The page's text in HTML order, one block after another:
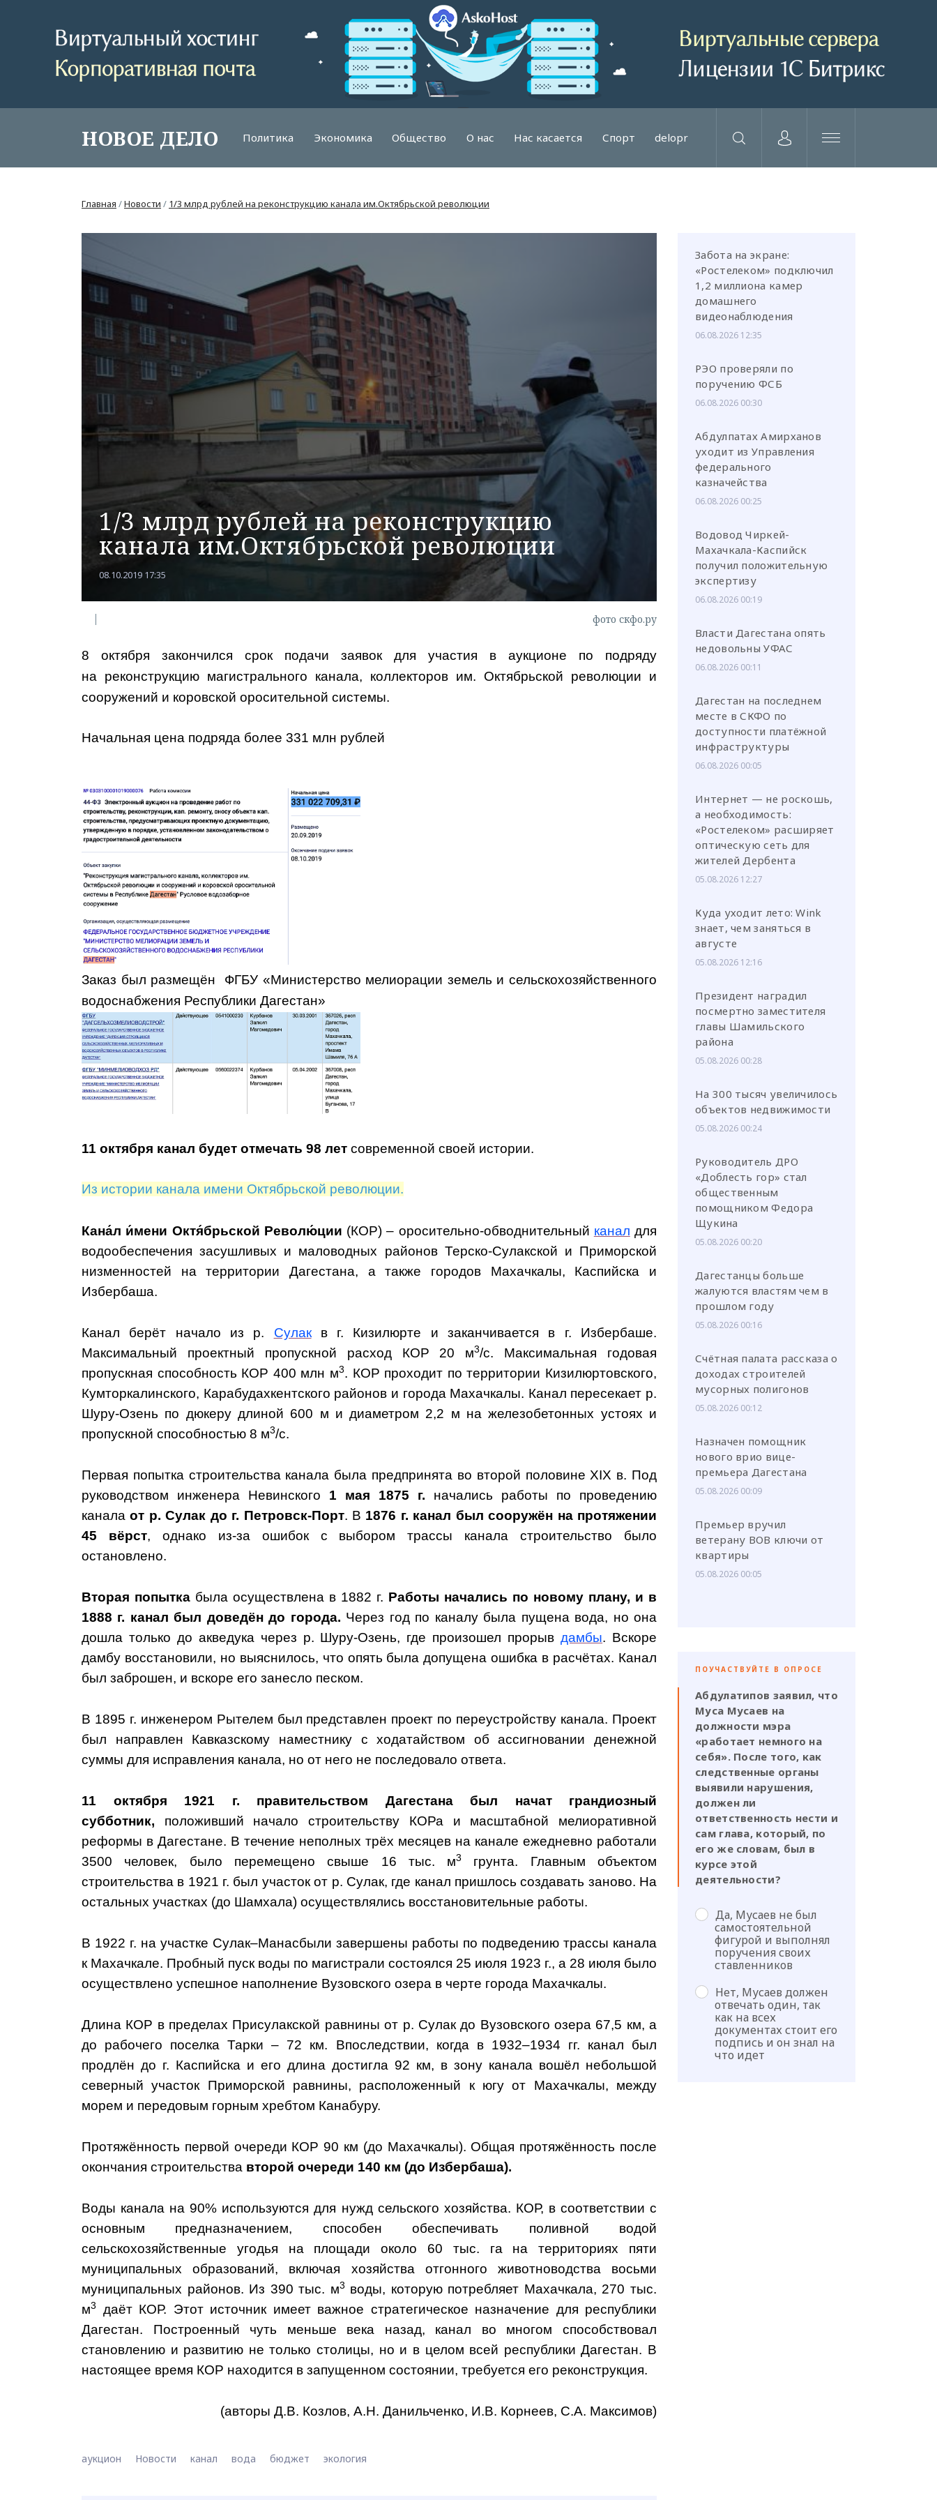
НОВОЕ ДЕЛО Политика Экономика Общество О нас Нас касается Спорт delopr
или через соц. сети
Главная /Новости / 1/3 млрд рублей на реконструкцию канала им.Октябрьской революции
1/3 млрд рублей на реконструкцию
канала им.Октябрьской революции
08.10.2019 17:35
фото скфо.ру
8 октября закончился срок подачи заявок для участия в аукционе по подряду
на реконструкцию магистрального канала, коллекторов им. Октябрьской революции и
сооружений и коровской оросительной системы.
Начальная цена подряда более 331 млн рублей
Заказ был размещён ФГБУ «Министерство мелиорации земель и сельскохозяйственного
водоснабжения Республики Дагестан»
11 октября канал будет отмечать 98 лет современной своей истории.
Из истории канала имени Октябрьской революции.
Кана́л и́мени Октя́брьской Револю́ции (КОР) – оросительно-обводнительный канал для
водообеспечения засушливых и маловодных районов Терско-Сулакской и Приморской
низменностей на территории Дагестана, а также городов Махачкалы, Каспийска и
Избербаша.
Канал берёт начало из р. Сулакв г. Кизилюрте и заканчивается в г. Избербаше.
Максимальный проектный пропускной расход КОР 20 м3/с. Максимальная годовая
пропускная способность КОР 400 млн м3. КОР проходит по территории Кизилюртовского,
Кумторкалинского, Карабудахкентского районов и города Махачкалы. Канал пересекает р.
Шуру-Озень по дюкеру длиной 600 м и диаметром 2,2 м на железобетонных устоях и
пропускной способностью 8 м3/с.
Первая попытка строительства канала была предпринята во второй половине XIX в. Под
руководством инженера Невинского 1 мая 1875 г. начались работы по проведению
каналаот р. Сулак до г. Петровск-Порт. В 1876 г. канал был сооружён на протяжении
45 вёрст, однако из-за ошибок с выбором трассы канала строительство было
остановлено.
Вторая попытка была осуществлена в 1882 г. Работы начались по новому плану, и в
1888 г. канал был доведён до города. Через год по каналу была пущена вода, но она
дошла только до акведука через р. Шуру-Озень, где произошел прорывдамбы. Вскоре
дамбу восстановили, но выяснилось, что опять была допущена ошибка в расчётах. Канал
был заброшен, и вскоре его занесло песком.
В 1895 г. инженером Рытелем был представлен проект по переустройству канала. Проект
был направлен Кавказскому наместнику с ходатайством об ассигновании денежной
суммы для исправления канала, но от него не последовало ответа.
11 октября 1921 г. правительством Дагестана был начат грандиозный
субботник, положивший начало строительству КОРа и масштабной мелиоративной
реформы в Дагестане. В течение неполных трёх месяцев на канале ежедневно работали
3500 человек, было перемещено свыше 16 тыс. м3
грунта. Главным объектом
строительства в 1921 г. был участок от р. Сулак, где канал пришлось создавать заново. На
остальных участках (до Шамхала) осуществлялись восстановительные работы.
В 1922 г. на участке Сулак–Манасбыли завершены работы по подведению трассы канала
к Махачкале. Пробный пуск воды по магистрали состоялся 25 июля 1923 г., а 28 июля было
осуществлено успешное наполнение Вузовского озера в черте города Махачкалы.
Длина КОР в пределах Присулакской равнины от р. Сулак до Вузовского озера 67,5 км, а
до рабочего поселка Тарки – 72 км. Впоследствии, когда в 1932–1934 гг. канал был
продлён до г. Каспийска и его длина достигла 92 км, в зону канала вошёл небольшой
северный участок Приморской равнины, расположенный к югу от Махачкалы, между
морем и передовым горным хребтом Канабуру.
Протяжённость первой очереди КОР 90 км (до Махачкалы). Общая протяжённость после
окончания строительства второй очереди 140 км (до Избербаша).
Воды канала на 90% используются для нужд сельского хозяйства. КОР, в соответствии с
основным предназначением, способен обеспечивать поливной водой
сельскохозяйственные угодья на площади около 60 тыс. га на территориях пяти
муниципальных образований, включая хозяйства отгонного животноводства восьми
муниципальных районов. Из 390 тыс. м3 воды, которую потребляет Махачкала, 270 тыс.
м3
даёт КОР. Этот источник имеет важное стратегическое назначение для республики
Дагестан. Построенный чуть меньше века назад, канал во многом способствовал
становлению и развитию не только столицы, но и в целом всей республики Дагестан. В
настоящее время КОР находится в запущенном состоянии, требуется его реконструкция.
(авторы Д.В. Козлов, А.Н. Данильченко, И.В. Корнеев, С.А. Максимов)
аукцион Новости канал вода бюджет экология
Забота на экране:
«Ростелеком» подключил
1,2 миллиона камер
домашнего
видеонаблюдения
06.08.2026 12:35
РЭО проверяли по
поручению ФСБ
06.08.2026 00:30
Абдулпатах Амирханов
уходит из Управления
федерального
казначейства
06.08.2026 00:25
Водовод Чиркей-
Махачкала-Каспийск
получил положительную
экспертизу
06.08.2026 00:19
Власти Дагестана опять
недовольны УФАС
06.08.2026 00:11
Дагестан на последнем
месте в СКФО по
доступности платёжной
инфраструктуры
06.08.2026 00:05
Интернет — не роскошь,
а необходимость:
«Ростелеком» расширяет
оптическую сеть для
жителей Дербента
05.08.2026 12:27
Куда уходит лето: Wink
знает, чем заняться в
августе
05.08.2026 12:16
Президент наградил
посмертно заместителя
главы Шамильского
района
05.08.2026 00:28
На 300 тысяч увеличилось
объектов недвижимости
05.08.2026 00:24
Руководитель ДРО
«Доблесть гор» стал
общественным
помощником Федора
Щукина
05.08.2026 00:20
Дагестанцы больше
жалуются властям чем в
прошлом году
05.08.2026 00:16
Счётная палата рассказа о
доходах строителей
мусорных полигонов
05.08.2026 00:12
Назначен помощник
нового врио вице-
премьера Дагестана
05.08.2026 00:09
Премьер вручил
ветерану ВОВ ключи от
квартиры
05.08.2026 00:05
ПОУЧАСТВУЙТЕ В ОПРОСЕ
Абдулатипов заявил, что
Муса Мусаев на
должности мэра
«работает немного на
себя». После того, как
следственные органы
выявили нарушения,
должен ли
ответственность нести и
сам глава, который, по
его же словам, был в
курсе этой
деятельности?
Да, Мусаев не был
самостоятельной
фигурой и выполнял
поручения своих
ставленников
Нет, Мусаев должен
отвечать один, так
как на всех
документах стоит его
подпись и он знал на
что идет